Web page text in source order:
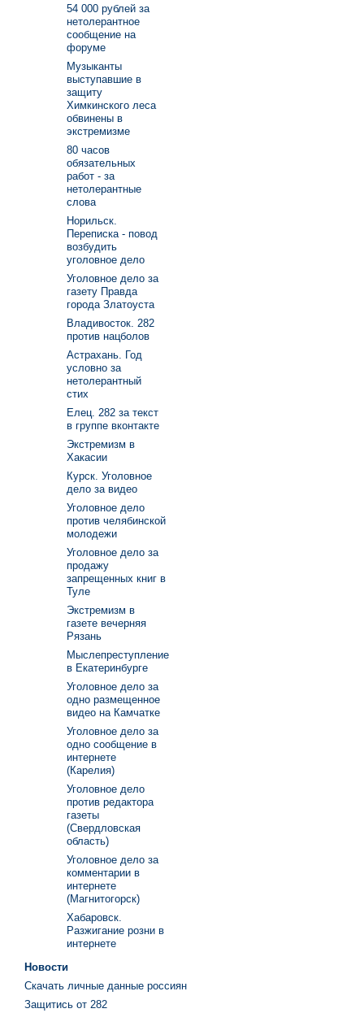
54 000 рублей за
нетолерантное
сообщение на
форуме
Музыканты
выступавшие в
защиту
Химкинского леса
обвинены в
экстремизме
80 часов
обязательных
работ - за
нетолерантные
слова
Норильск.
Переписка - повод
возбудить
уголовное дело
Уголовное дело за
газету Правда
города Златоуста
Владивосток. 282
против нацболов
Астрахань. Год
условно за
нетолерантный
стих
Елец. 282 за текст
в группе вконтакте
Экстремизм в
Хакасии
Курск. Уголовное
дело за видео
Уголовное дело
против челябинской
молодежи
Уголовное дело за
продажу
запрещенных книг в
Туле
Экстремизм в
газете вечерняя
Рязань
Мыслепреступление
в Екатеринбурге
Уголовное дело за
одно размещенное
видео на Камчатке
Уголовное дело за
одно сообщение в
интернете
(Карелия)
Уголовное дело
против редактора
газеты
(Свердловская
область)
Уголовное дело за
комментарии в
интернете
(Магнитогорск)
Хабаровск.
Разжигание розни в
интернете
Новости
Скачать личные данные россиян
Защитись от 282